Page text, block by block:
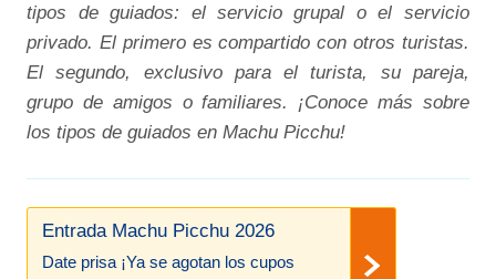
tipos de guiados: el servicio grupal o el servicio
privado. El primero es compartido con otros turistas.
El segundo, exclusivo para el turista, su pareja,
grupo de amigos o familiares. ¡Conoce más sobre
los tipos de guiados en Machu Picchu!
Entrada Machu Picchu 2026
Date prisa ¡Ya se agotan los cupos